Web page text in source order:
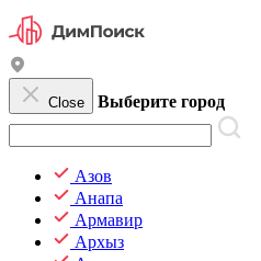
Close Выберите город
Азов
Анапа
Армавир
Архыз